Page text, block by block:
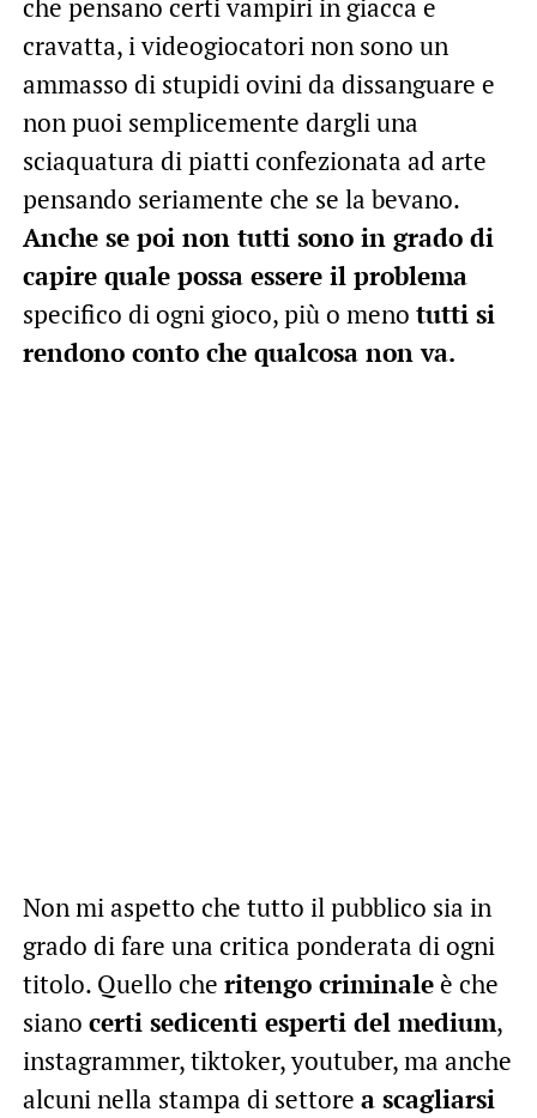
che pensano certi vampiri in giacca e
cravatta, i videogiocatori non sono un
ammasso di stupidi ovini da dissanguare e
non puoi semplicemente dargli una
sciaquatura di piatti confezionata ad arte
pensando seriamente che se la bevano.
Anche se poi non tutti sono in grado di
capire quale possa essere il problema
specifico di ogni gioco, più o meno tutti si
rendono conto che qualcosa non va.
Non mi aspetto che tutto il pubblico sia in
grado di fare una critica ponderata di ogni
titolo. Quello che ritengo criminaleè che
siano certi sedicenti esperti del medium,
instagrammer, tiktoker, youtuber, ma anche
alcuni nella stampa di settore a scagliarsi